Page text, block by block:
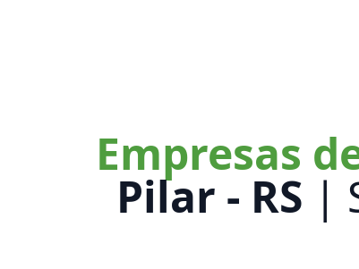
Empresas
Pilar - RS |